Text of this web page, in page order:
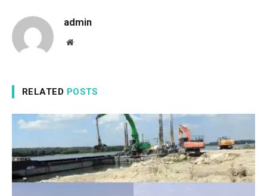
admin
Website
RELATED POSTS